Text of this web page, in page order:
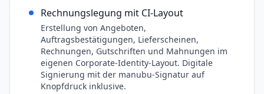
Rechnungslegung mit CI-Layout
Erstellung von Angeboten,
Auftragsbestätigungen, Lieferscheinen,
Rechnungen, Gutschriften und Mahnungen im
eigenen Corporate-Identity-Layout. Digitale
Signierung mit der manubu-Signatur auf
Knopfdruck inklusive.